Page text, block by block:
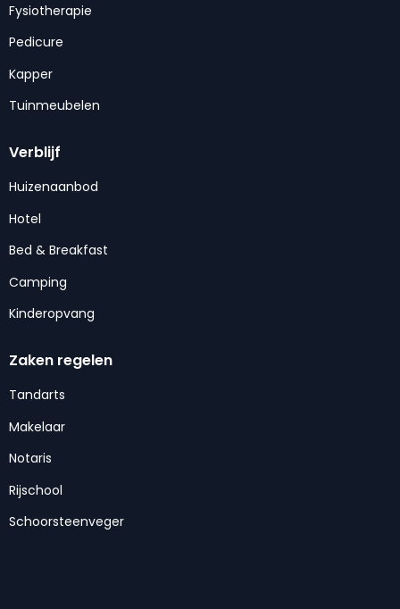
Fysiotherapie
Pedicure
Kapper
Tuinmeubelen
Verblijf
Huizenaanbod
Hotel
Bed & Breakfast
Camping
Kinderopvang
Zaken regelen
Tandarts
Makelaar
Notaris
Rijschool
Schoorsteenveger